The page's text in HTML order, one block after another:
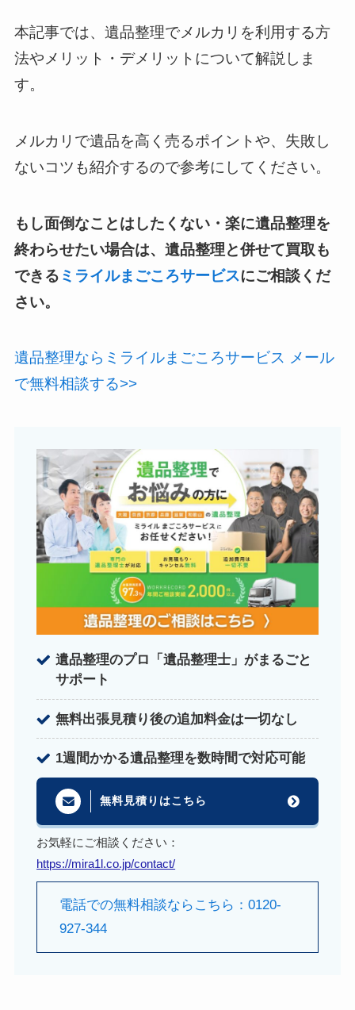
本記事では、遺品整理でメルカリを利用する方
法やメリット・デメリットについて解説しま
す。
メルカリで遺品を高く売るポイントや、失敗し
ないコツも紹介するので参考にしてください。
もし面倒なことはしたくない・楽に遺品整理を
終わらせたい場合は、遺品整理と併せて買取も
できる ミライルまごころサービスにご相談くだ
さい。
遺品整理ならミライルまごころサービス メール
で無料相談する>>
遺品整理のプロ「遺品整理士」がまるごと
サポート
無料出張見積り後の追加料金は一切なし
1週間かかる遺品整理を数時間で対応可能
無料見積りはこちら
お気軽にご相談ください：
https://mira1l.co.jp/contact/
電話での無料相談ならこちら：0120-
927-344